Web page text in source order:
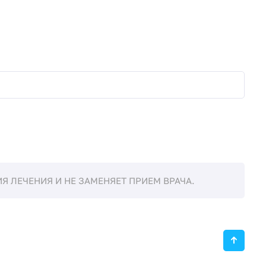
И НЕ ЗАМЕНЯЕТ ПРИЕМ ВРАЧА.